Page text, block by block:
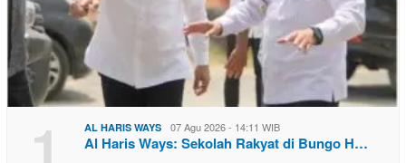
1 AL HARIS WAYS 07 Agu 2026 - 14:11 WIB
Al Haris Ways: Sekolah Rakyat di Bungo H…